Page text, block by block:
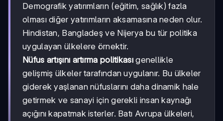
Demografik yatırımların (eğitim, sağlık) fazla
olması diğer yatırımların aksamasına neden olur.
Hindistan, Bangladeş ve Nijerya bu tür politika
uygulayan ülkelere örnektir.
Nüfus artışını artırma politikasıgenellikle
gelişmiş ülkeler tarafından uygulanır. Bu ülkeler
giderek yaşlanan nüfuslarını daha dinamik hale
getirmek ve sanayi için gerekli insan kaynağı
açığını kapatmak isterler. Batı Avrupa ülkeleri,